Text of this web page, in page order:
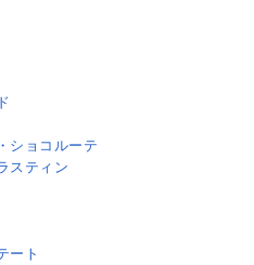
ショコルーテ
スティン
ート